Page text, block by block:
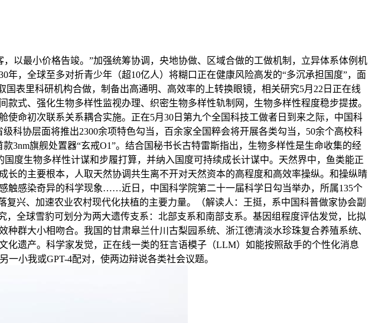
以最小价格告竣。”加强统筹协调，央地协做、区域合做的工做机制，立异体系体例机
，全球至多对折青少年（超10亿人）将糊口正在健康风险高发的“多沉承担国度”，面
表里科研机构合做，制备出高通明、高效率的上转换眼镜，相关研究5月22日正在线
式、强化生物多样性监视办理、织密生物多样性轨制网，生物多样性程度稳步提拔。
命初次联系关系耦合实施。正在5月30日第九个全国科技工做者日到来之际，中国科
科协层面将推出2300余项特色勾当，百余家全国粹会将开展各类勾当，50余个高校科
3nm旗舰处置器“玄戒O1”。结合国秘书长古特雷斯指出，生物多样性是生命收集的经
度生物多样性计谋和步履打算，并纳入国度可持续成长计谋中。天然界中，鱼类能正
的主要根本，人取天然协调共生离不开对天然资本的高程度和高效率操纵。和操纵晴
触感染奇异的科学现象……近日，中国科学院第二十一届科学日勾当举办，所属135个
兴、加速农业农村现代化扶植的主要力量。（解读人：王挺，系中国科普做家协会副
全球雪豹可划分为两大遗传支系：北部支系和南部支系。基因组程度评估发觉，比拟
群大小相吻合。我国的甘肃皋兰什川古梨园系统、浙江德清淡水珍珠复合养殖系统、
遗产。科学家发觉，正在线一类的狂言语模子（LLM）如能按照敌手的个性化消息
一小我或GPT-4配对，使两边辩说各类社会议题。